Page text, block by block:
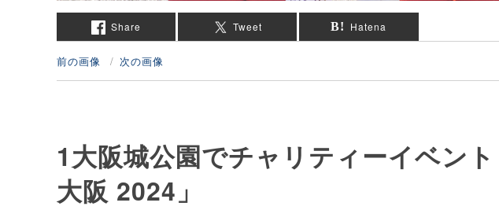
Share Tweet Hatena
前の画像 次の画像
1大阪城公園でチャリティーイベン
大阪 2024」